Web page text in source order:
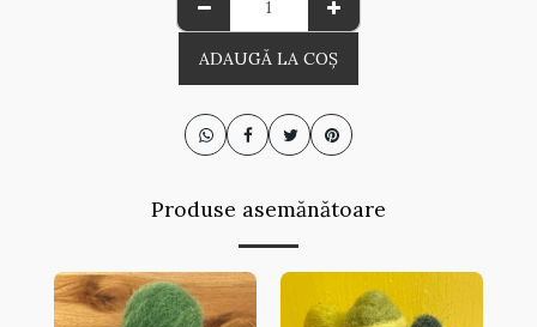
ADAUGĂ LA COŞ
Produse asemănătoare